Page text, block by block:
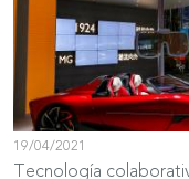
19/04/2021
Tecnología